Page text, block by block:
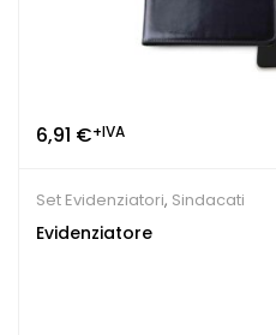
6,91 €+IVA
Set Evidenziatori, Sindacati
Evidenziatore